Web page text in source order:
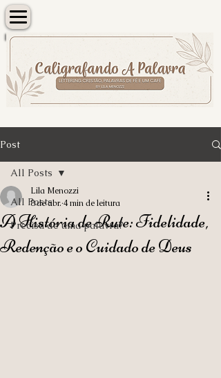
Post
All Posts
Precisa de uma palavra?
All Posts
A História de Rute: Fidelidade,
Redenção e o Cuidado de Deus
Lila Menozzi
8 de abr. 4 min de leitura